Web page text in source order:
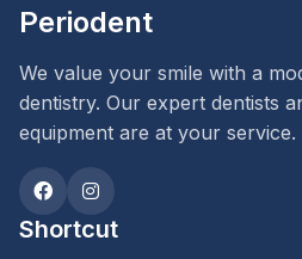
Periodent
We value your smile with a
dentistry. Our expert dentists
equipment are at your service.
Shortcut